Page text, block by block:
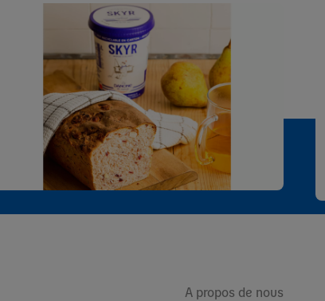
Pain au Skyr et aux fruits
Skyr
Suivez-nous sur
A propos de nous